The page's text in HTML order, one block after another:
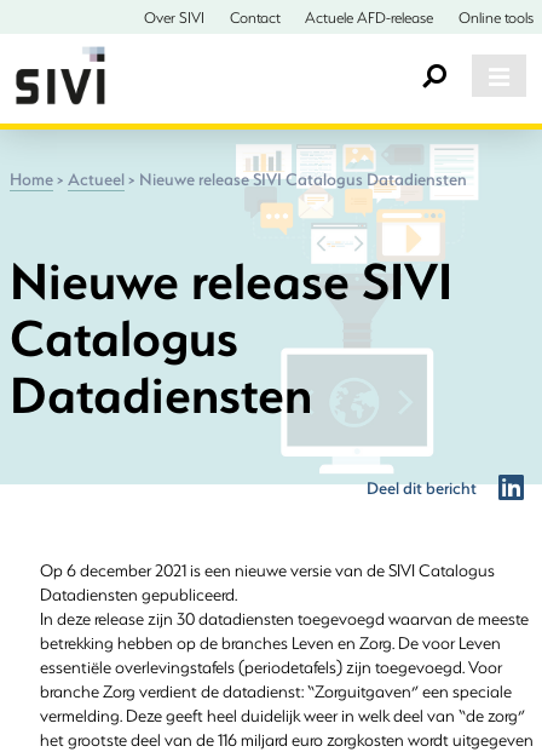
Over SIVI Contact Actuele AFD-release Online tools
Home> Actueel> Nieuwe release SIVI Catalogus Datadiensten
Nieuwe release SIVI
Catalogus
Datadiensten
Deel dit bericht
Op 6 december 2021 is een nieuwe versie van de SIVI Catalogus
Datadiensten gepubliceerd.
In deze release zijn 30 datadiensten toegevoegd waarvan de meeste
betrekking hebben op de branches Leven en Zorg. De voor Leven
essentiële overlevingstafels (periodetafels) zijn toegevoegd. Voor
branche Zorg verdient de datadienst: “Zorguitgaven” een speciale
vermelding. Deze geeft heel duidelijk weer in welk deel van “de zorg”
het grootste deel van de 116 miljard euro zorgkosten wordt uitgegeven